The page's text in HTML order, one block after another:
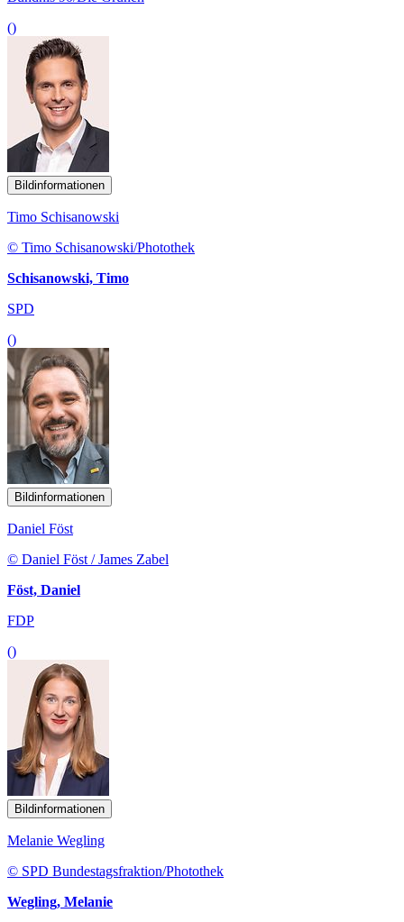
()
Bildinformationen
Timo Schisanowski
© Timo Schisanowski/Photothek
Schisanowski, Timo
SPD
()
Bildinformationen
Daniel Föst
© Daniel Föst / James Zabel
Föst, Daniel
FDP
()
Bildinformationen
Melanie Wegling
© SPD Bundestagsfraktion/Photothek
Wegling, Melanie